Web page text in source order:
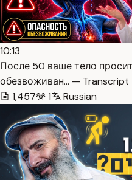
10:13
После 50 ваше тело
обезвоживан… — Transcript
1,457
1 Russian